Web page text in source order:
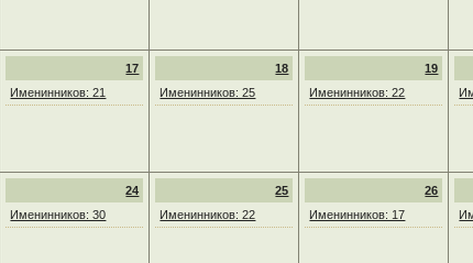
17
Именинников: 21
18
Именинников: 25
19
Именинников: 22
24
Именинников: 30
25
Именинников: 22
26
Именинников: 17